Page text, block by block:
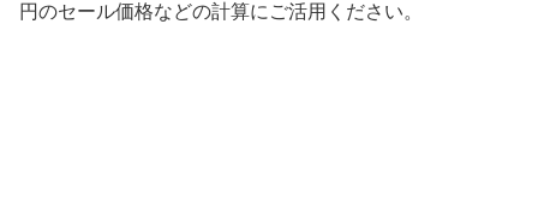
円のセール価格などの計算にご活用ください。